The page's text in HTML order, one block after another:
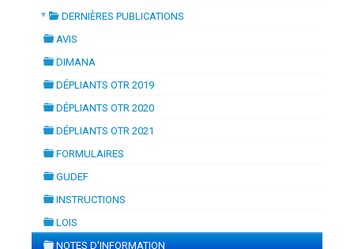
-mardi, 14 juillet 2026 10:30
▼ DERNIÈRES PUBLICATIONS
AVIS
DIMANA
DÉPLIANTS OTR 2019
DÉPLIANTS OTR 2020
DÉPLIANTS OTR 2021
FORMULAIRES
GUDEF
INSTRUCTIONS
folder
LOIS
NOTES D'INFORMATION